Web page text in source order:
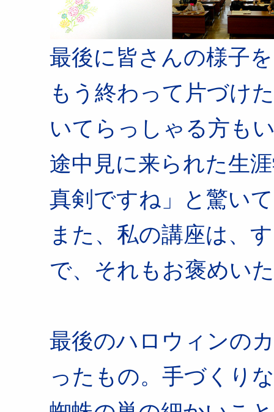
最後に皆さんの様子
もう終わって片づけ
いてらっしゃる方も
途中見に来られた生
真剣ですね」と驚い
また、私の講座は、
で、それもお褒めい
最後のハロウィンの
ったもの。手づくり